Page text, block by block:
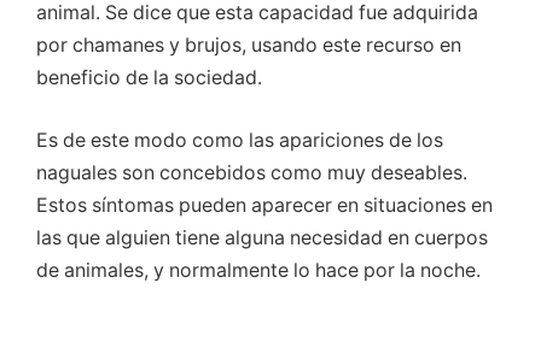
animal. Se dice que esta capacidad fue adquirida
por chamanes y brujos, usando este recurso en
beneficio de la sociedad.
Es de este modo como las apariciones de los
naguales son concebidos como muy deseables.
Estos síntomas pueden aparecer en situaciones en
las que alguien tiene alguna necesidad en cuerpos
de animales, y normalmente lo hace por la noche.